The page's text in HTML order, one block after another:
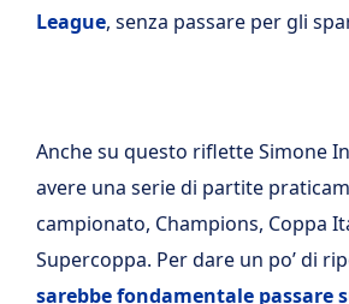
League, senza passare per gli
Anche su questo riflette Simone
avere una serie di partite
campionato, Champions, Coppa
Supercoppa. Per dare un po’ di
sarebbe fondamentale passare